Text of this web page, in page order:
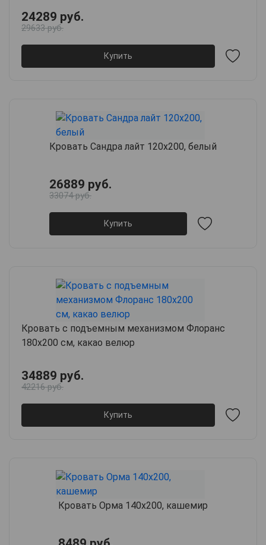
24289 руб.
29633 руб.
Купить
Кровать Сандра лайт 120х200, белый
26889 руб.
33074 руб.
Купить
Кровать с подъемным механизмом Флоранс
180х200 см, какао велюр
34889 руб.
42216 руб.
Купить
Кровать Орма 140х200, кашемир